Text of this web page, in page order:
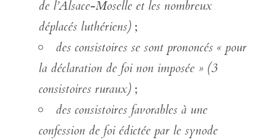
de l’Alsace-Moselle et les nombreux
déplacés luthériens);
des consistoires se sont prononcés « pour
la déclaration de foi non imposée » (3
consistoires ruraux);
des consistoires favorables à une
confession de foi édictée par le synode